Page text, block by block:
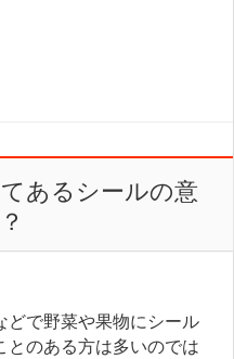
あるシールの意
どで野菜や果物にシール
のある方は多いのでは